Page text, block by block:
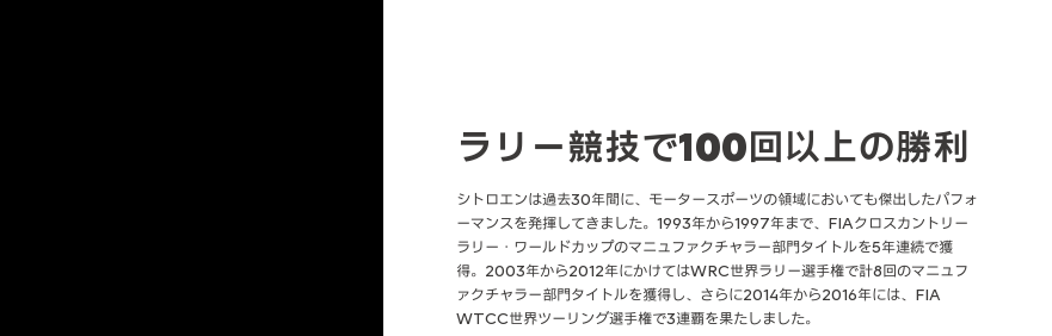
ラリー競技で100回以上の勝利
シトロエンは過去30年間に、モータースポーツの領域においても傑出したパフォ
ーマンスを発揮してきました。1993年から1997年まで、FIAクロスカントリー
ラリー・ワールドカップのマニュファクチャラー部門タイトルを5年連続で獲
得。2003年から2012年にかけてはWRC世界ラリー選手権で計8回のマニュフ
ァクチャラー部門タイトルを獲得し、さらに2014年から2016年には、FIA
WTCC世界ツーリング選手権で3連覇を果たしました。